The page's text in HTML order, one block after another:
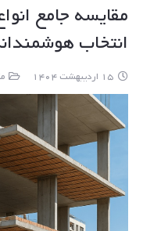
مقایسه جامع
انتخاب
15 اردیبهشت 1404